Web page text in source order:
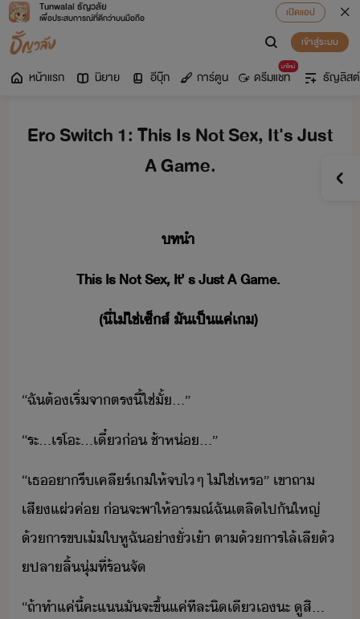
Tunwalai ธัญวลัย
เพื่อประสบการณ์ที่ดีกว่าบนมือถือ
เปิดแอป
เข้าสู่ระบบ
หน้าแรก นิยาย อีบุ๊ก การ์ตูน
มาใหม่
ดรีมแชท ธัญลิสต์
Ero Switch 1: This Is Not Sex, It's Just
A Game.
ทำ
This​ ​Is​ ​Not​ ​Sex,​ ​It​’​ ​s​ ​Just​ ​A​ ​Game.
(​ี่​ไ่ใช่​เซ็ส์​ ​ั​เป็​แค่​เ​)
“​ฉั​ต้​เริ่​จา​ตรี้​ใช่​ั้​…​”
“​ระ​…​เร​โะ​...​เี๋่​ ​ช้า​ห่​…​”
“​เธ​า​รี​เคลีร์​เ​ให้​จ​ไ​ๆ​ ​ไ่ใช่​เหร​”​ ​เขา​ถา​
เสี​แผ่​ค่​ ​่​จะ​พา​ให้​ารณ์​ฉั​เตลิ​ไป​ั​ใหญ่​
้​าร​ข​เ้​ใ​หู​ฉั​่า​ั่เ้า​ ​ตา​้​าร​ไล้​เลี​้​
ป​ลา​ลิ้​ุ่​ที่​ร้​จั
“​ถ้า​ทำ​แค่ี้​คะแ​ั​จะ​ขึ้​แค่​ทีละ​ิเี​เ​ะ​ ​ู​สิ​...​